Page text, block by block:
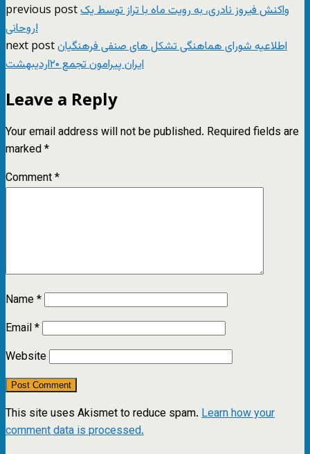
previous postواکنش فیروز نادری، به رویت ماه با تراز توسط یک
روحانی!
next postاطلاعیه شورای هماهنگی تشکل های صنفی فرهنگیان
ایران پیرامون تجمع ۲۰اردیبهشت
Leave a Reply
Your email address will not be published. Required fields are
marked*
Comment*
Name*
Email*
Website
This site uses Akismet to reduce spam. Learn how your
comment data is processed.